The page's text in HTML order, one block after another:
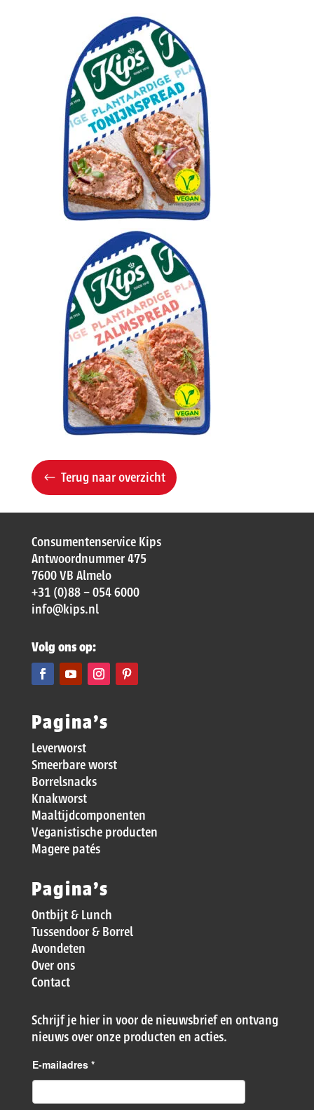
Terug naar overzicht
Consumentenservice Kips
Antwoordnummer 475
7600 VB Almelo
+31 (0)88 – 054 6000
info@kips.nl
Volg ons op:
Pagina’s
Leverworst
Smeerbare worst
Borrelsnacks
Knakworst
Maaltijdcomponenten
Veganistische producten
Magere patés
Pagina’s
Ontbijt & Lunch
Tussendoor & Borrel
Avondeten
Over ons
Contact
Schrijf je hier in voor de nieuwsbrief en ontvang
nieuws over onze producten en acties.
E-mailadres *